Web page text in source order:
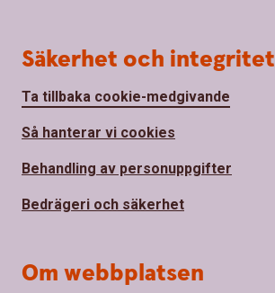
Säkerhet och integritet
Ta tillbaka cookie-medgivande
Så hanterar vi cookies
Behandling av personuppgifter
Bedrägeri och säkerhet
Om webbplatsen